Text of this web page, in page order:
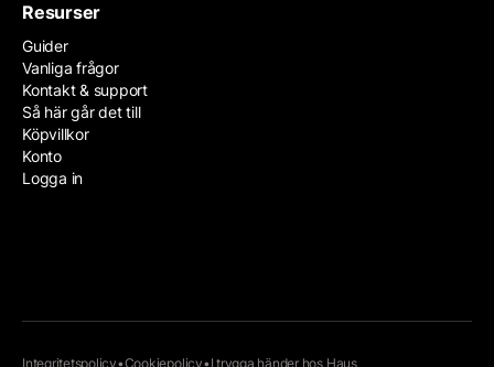
Resurser
Guider
Vanliga frågor
Kontakt & support
Så här går det till
Köpvillkor
Konto
Logga in
Integritetspolicy•Cookiepolicy•I trygga händer hos Haus